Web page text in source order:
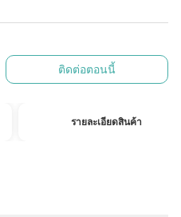
ติดต่อตอนนี้
รายละเอียดสินค้า